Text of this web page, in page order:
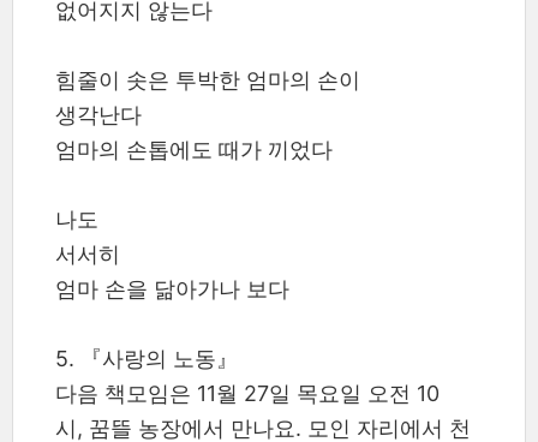
없어지지 않는다
힘줄이 솟은 투박한 엄마의 손이
생각난다
엄마의 손톱에도 때가 끼었다
나도
서서히
엄마 손을 닮아가나 보다
5. 『사랑의 노동』
다음 책모임은 11월 27일 목요일 오전 10
시, 꿈뜰 농장에서 만나요. 모인 자리에서 천